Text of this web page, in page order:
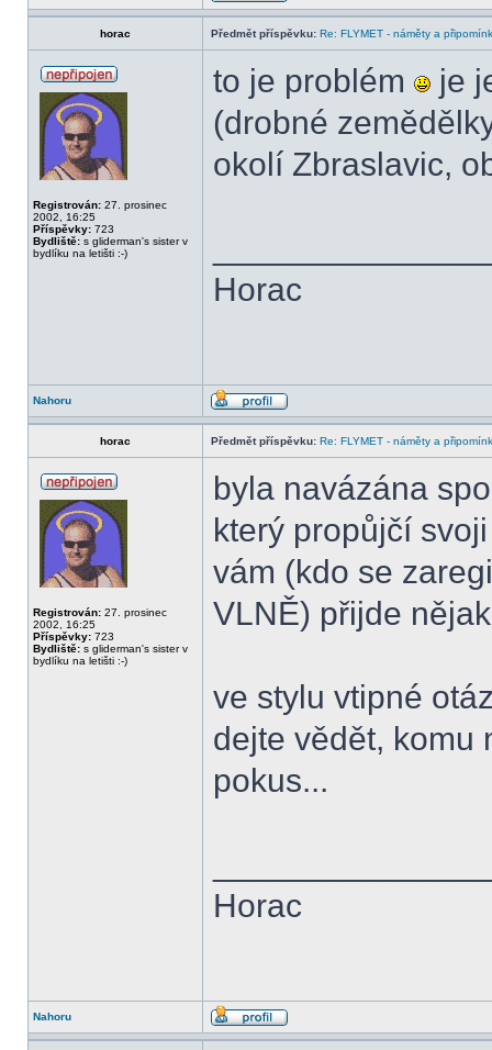
horac Předmět příspěvku: Re: FLYMET - náměty a
Registrován: 27. prosinec
2002, 16:25
Příspěvky: 723
Bydliště: s gliderman's sister v
bydlíku na letišti :-)
to je problém
je
(drobné
okolí Zbraslavic,
Horac
Nahoru
horac Předmět příspěvku: Re: FLYMET - náměty a
Registrován: 27. prosinec
2002, 16:25
Příspěvky: 723
Bydliště: s gliderman's sister v
bydlíku na letišti :-)
byla navázána
který propůjčí
vám (kdo se
VLNĚ) přijde
ve stylu vtipné
dejte vědět, komu
pokus...
Horac
Nahoru